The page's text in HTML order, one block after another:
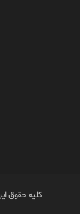
کلیه حقوق